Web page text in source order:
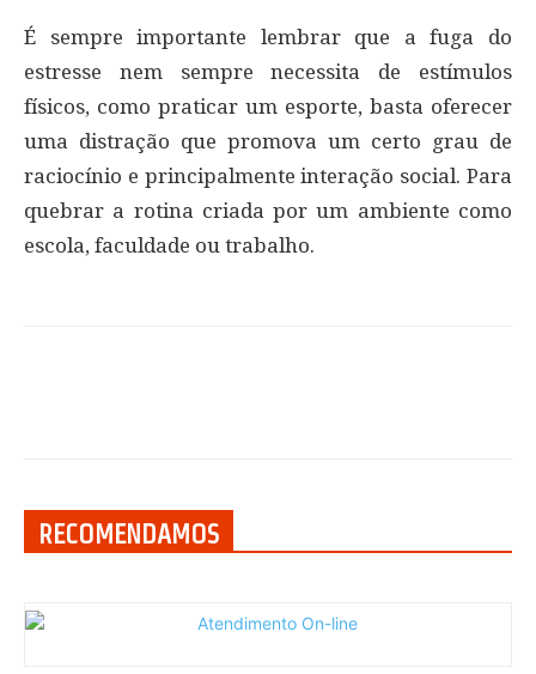
É sempre importante lembrar que a fuga do
estresse nem sempre necessita de estímulos
físicos, como praticar um esporte, basta oferecer
uma distração que promova um certo grau de
raciocínio e principalmente interação social. Para
quebrar a rotina criada por um ambiente como
escola, faculdade ou trabalho.
RECOMENDAMOS